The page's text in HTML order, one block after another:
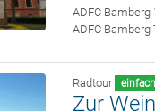
ADFC Bamberg
ADFC Bamberg
Radtour einfach
Zur